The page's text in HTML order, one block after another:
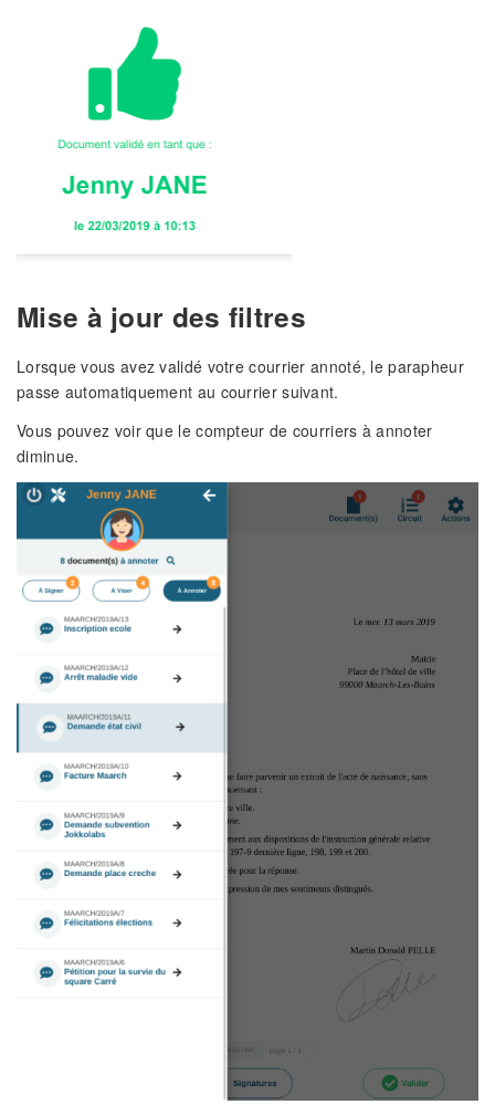
Mise à jour des filtres
Lorsque vous avez validé votre courrier annoté, le parapheur
passe automatiquement au courrier suivant.
Vous pouvez voir que le compteur de courriers à annoter
diminue.